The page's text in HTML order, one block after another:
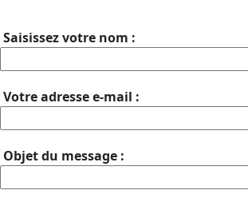
Saisissez votre nom :
Votre adresse e-mail :
Objet du message :